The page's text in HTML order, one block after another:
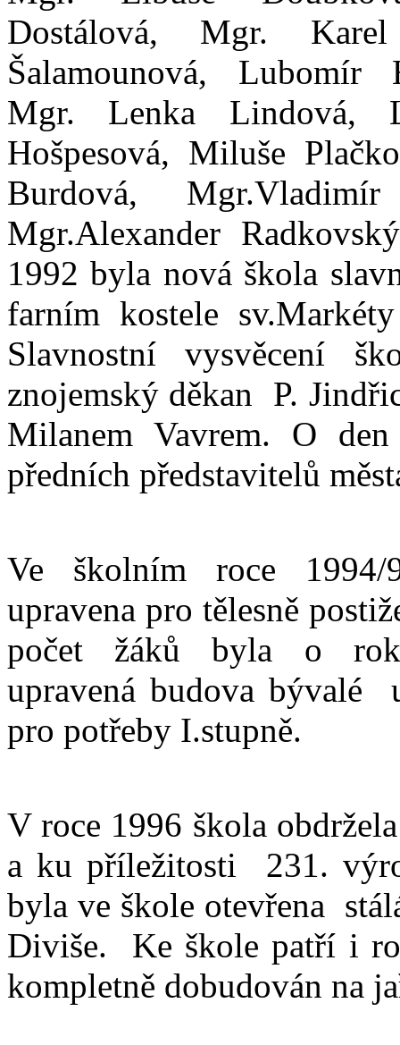
Dostálová, Mgr.
Šalamounová,
Mgr. Lenka Lindová,
Hošpesová, Miluše
Burdová,
Mgr.Alexander
1992 byla nová škola
farním kostele
Slavnostní vysvěcení
znojemský děkan P.
Milanem Vavrem. O
předních představitelů
Ve školním roce 1994/
upravena pro tělesně
počet žáků byla o rok
upravená budova
pro potřeby I.stupně.
V roce 1996 škola
a ku příležitosti 231.
byla ve škole otevřena
Diviše. Ke škole patří i
kompletně dobudován na